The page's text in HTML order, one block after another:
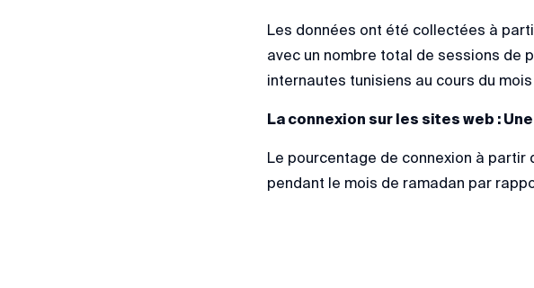
Les données ont été collectées à
avec un nombre total de sessions de
internautes tunisiens au cours du
La connexion sur les sites web :
Le pourcentage de connexion à partir
pendant le mois de ramadan par